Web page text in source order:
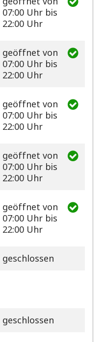
07:00 Uhr bis
22:00 Uhr
geöffnet von
07:00 Uhr bis
22:00 Uhr
geöffnet von
07:00 Uhr bis
22:00 Uhr
geöffnet von
07:00 Uhr bis
22:00 Uhr
geöffnet von
07:00 Uhr bis
22:00 Uhr
geschlossen
geschlossen